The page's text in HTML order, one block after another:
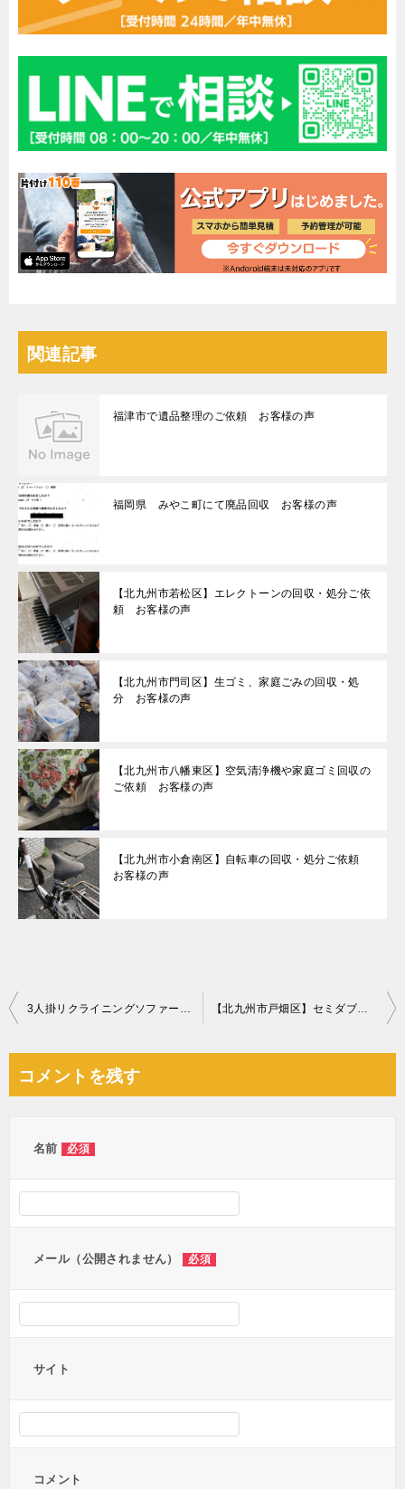
関連記事
福津市で遺品整理のご依頼 お客様の声
福岡県 みやこ町にて廃品回収 お客様の声
【北九州市若松区】エレクトーンの回収・処分ご依
頼 お客様の声
【北九州市門司区】生ゴミ、家庭ごみの回収・処
分 お客様の声
【北九州市八幡東区】空気清浄機や家庭ゴミ回収の
ご依頼 お客様の声
【北九州市小倉南区】自転車の回収・処分ご依頼
お客様の声
投
ビ
3人掛リクライニングソファーの回収・処分ご依頼 お客様の声 【北九州市戸畑区】セミダブルベッドの回収・処分ご依頼 お客様の声
コメントを残す
名前 必須
メール（公開されません） 必須
サイト
コメント